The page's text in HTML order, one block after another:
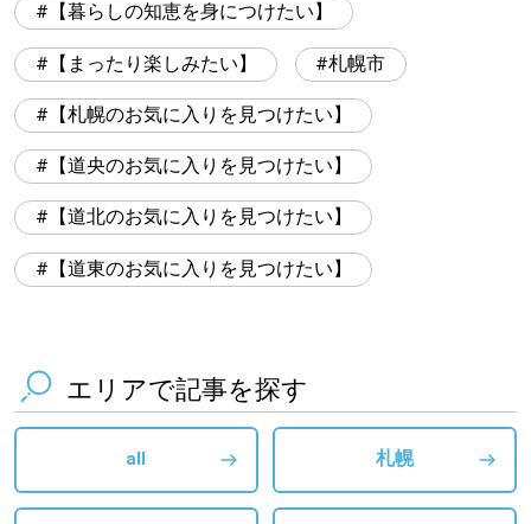
【暮らしの知恵を身につけたい】
【まったり楽しみたい】 札幌市
【札幌のお気に入りを見つけたい】
【道央のお気に入りを見つけたい】
【道北のお気に入りを見つけたい】
【道東のお気に入りを見つけたい】
エリアで記事を探す
all 札幌